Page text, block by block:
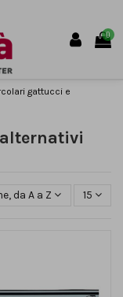
0
gattucci e
da A a Z 15